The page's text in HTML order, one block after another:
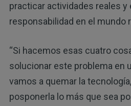
practicar actividades reales y
responsabilidad en el mundo
“Si hacemos esas cuatro
solucionar este problema en
vamos a quemar la
posponerla lo más que sea